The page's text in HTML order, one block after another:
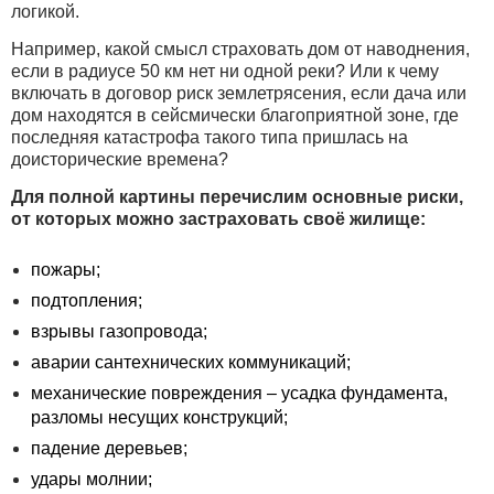
логикой.
Например, какой смысл страховать дом от наводнения,
если в радиусе 50 км нет ни одной реки? Или к чему
включать в договор риск землетрясения, если дача или
дом находятся в сейсмически благоприятной зоне, где
последняя катастрофа такого типа пришлась на
доисторические времена?
Для полной картины перечислим основные риски,
от которых можно застраховать своё жилище:
пожары;
подтопления;
взрывы газопровода;
аварии сантехнических коммуникаций;
механические повреждения – усадка фундамента,
разломы несущих конструкций;
падение деревьев;
удары молнии;